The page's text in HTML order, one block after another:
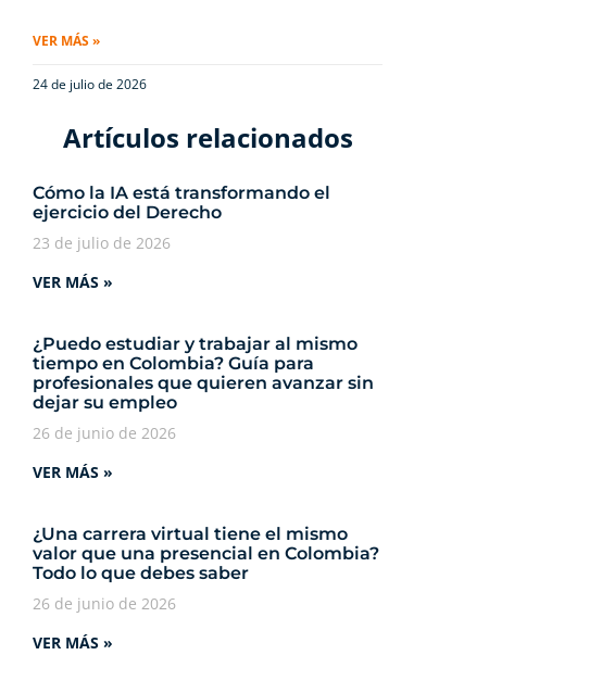
VER MÁS »
24 de julio de 2026
Artículos relacionados​
Cómo la IA está transformando el
ejercicio del Derecho
23 de julio de 2026
VER MÁS »
¿Puedo estudiar y trabajar al mismo
tiempo en Colombia? Guía para
profesionales que quieren avanzar sin
dejar su empleo
26 de junio de 2026
VER MÁS »
¿Una carrera virtual tiene el mismo
valor que una presencial en Colombia?
Todo lo que debes saber
26 de junio de 2026
VER MÁS »